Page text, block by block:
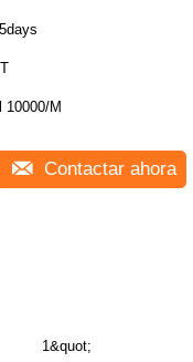
10000/M
Contactar ahora
1&quot;